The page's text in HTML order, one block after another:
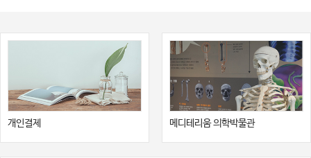
개인결제 메디테리움 의학박물관